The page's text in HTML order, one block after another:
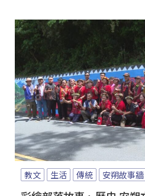
教文 生活 傳統 安朔故事牆